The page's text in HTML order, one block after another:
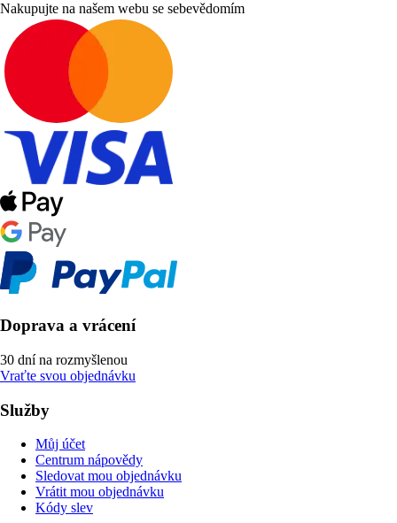
Nakupujte na našem webu se sebevědomím
Doprava a vrácení
30 dní na rozmyšlenou
Vraťte svou objednávku
Služby
Můj účet
Centrum nápovědy
Sledovat mou objednávku
Vrátit mou objednávku
Kódy slev